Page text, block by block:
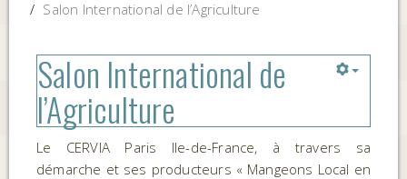
Salon International de l’Agriculture
Salon International de
l’Agriculture
Le CERVIA Paris Ile-de-France, à travers sa
démarche et ses producteurs « Mangeons Local en